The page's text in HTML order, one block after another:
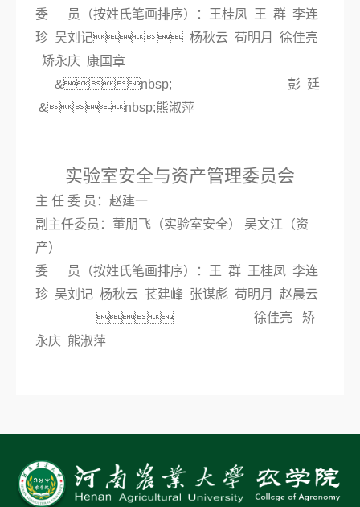
委 员（按姓氏笔画排序）：王桂凤 王 群 李连
珍 吴刘记 杨秋云 苟明月 徐佳亮
矫永庆 康国章
&nbsp; 彭 廷
&nbsp;熊淑萍
实验室安全与资产管理委员会
主 任 委 员：赵建一
副主任委员：董朋飞（实验室安全） 吴文江（资
产）
委 员（按姓氏笔画排序）：王 群 王桂凤 李连
珍 吴刘记 杨秋云 苌建峰 张谋彪 苟明月 赵晨云
 徐佳亮 矫
永庆 熊淑萍